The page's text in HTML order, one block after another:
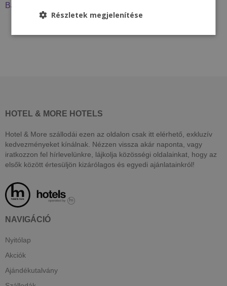
Bakancslistás túrázóhelyek Magyarországon
HOTEL & MORE HOTELS
Hotel & More szállodái ezen az oldalon csak itt elérhető, exkluzív
kedvezményeket kínálnak. Nézzen vissza akár naponta, vagy
iratkozzon fel hírlevelünkre, lájkolja közösségi oldalainkat, hogy az
elsők között értesüljön kizárólagos és egyedi ajánlatainkról!
NAVIGÁCIÓ
Nyitólap
Akciók
Ajándékutalvány
Részletek megjelenítése